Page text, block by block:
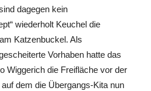
dagegen kein
wiederholt Keuchel die
Katzenbuckel. Als
Vorhaben hatte das
Wiggerich die Freifläche vor der
dem die Übergangs-Kita nun